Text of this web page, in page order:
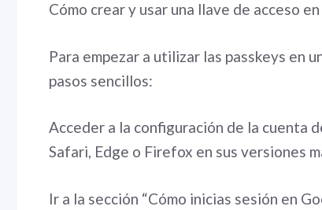
Cómo crear y usar una llave de acceso
Para empezar a utilizar las passkeys en
pasos sencillos:
Acceder a la configuración de la cuenta
Safari, Edge o Firefox en sus versiones
Ir a la sección “Cómo inicias sesión en